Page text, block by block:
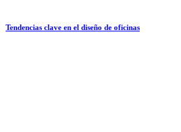
Tendencias clave en el diseño de oficinas